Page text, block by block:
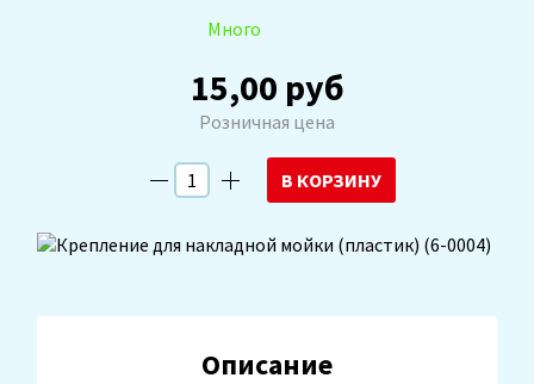
Много
15,00 руб
Розничная цена
В КОРЗИНУ
Описание